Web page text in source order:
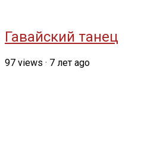
Гавайский танец
97 views · 7 лет ago